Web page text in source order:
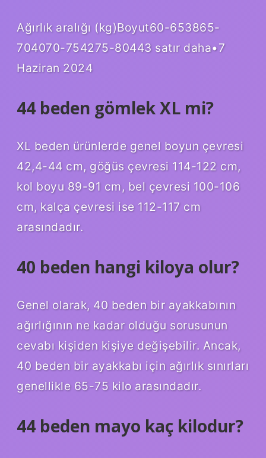
Ağırlık aralığı (kg)Boyut60-653865-
704070-754275-80443 satır daha•7
Haziran 2024
44 beden gömlek XL mi?
XL beden ürünlerde genel boyun çevresi
42,4-44 cm, göğüs çevresi 114-122 cm,
kol boyu 89-91 cm, bel çevresi 100-106
cm, kalça çevresi ise 112-117 cm
arasındadır.
40 beden hangi kiloya olur?
Genel olarak, 40 beden bir ayakkabının
ağırlığının ne kadar olduğu sorusunun
cevabı kişiden kişiye değişebilir. Ancak,
40 beden bir ayakkabı için ağırlık sınırları
genellikle 65-75 kilo arasındadır.
44 beden mayo kaç kilodur?